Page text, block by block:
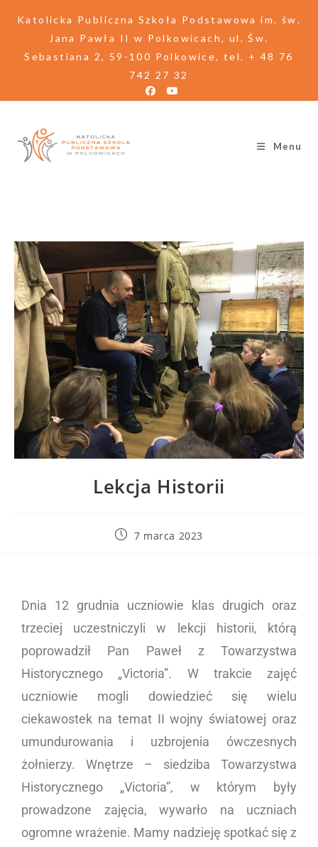
Katolicka Publiczna Szkoła Podstawowa im. św.
Jana Pawła II w Polkowicach, ul. Św.
Sebastiana 2, 59-100 Polkowice, tel. + 48 76
742 27 32
Menu
Lekcja Historii
7 marca 2023
Dnia 12 grudnia uczniowie klas drugich oraz
trzeciej uczestniczyli w lekcji historii, którą
poprowadził Pan Paweł z Towarzystwa
Historycznego „Victoria”. W trakcie zajęć
uczniowie mogli dowiedzieć się wielu
ciekawostek na temat II wojny światowej oraz
umundurowania i uzbrojenia ówczesnych
żołnierzy. Wnętrze – siedziba Towarzystwa
Historycznego „Victoria”, w którym były
prowadzone zajęcia, wywarło na uczniach
ogromne wrażenie. Mamy nadzieję spotkać się z